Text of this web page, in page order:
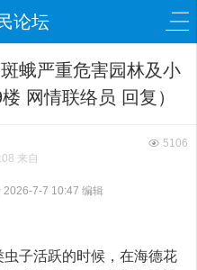
论坛
蛾严重危害园林及小
网情联络员 回复）
5106
来自
2026-7-7 10:47 编辑
子活跃的时候，在海德花